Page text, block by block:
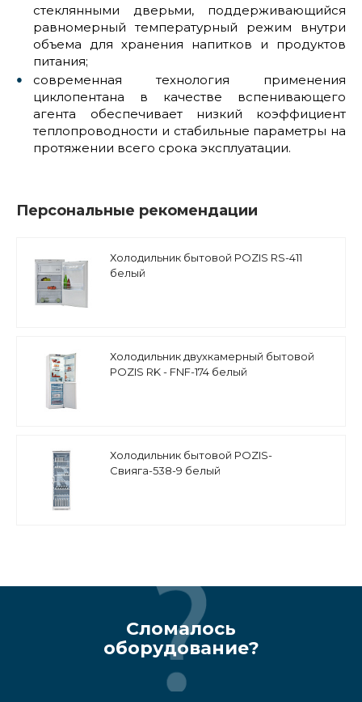
стеклянными дверьми, поддерживающийся
равномерный температурный режим внутри
объема для хранения напитков и продуктов
питания;
современная технология применения
циклопентана в качестве вспенивающего
агента обеспечивает низкий коэффициент
теплопроводности и стабильные параметры на
протяжении всего срока эксплуатации.
Персональные рекомендации
Холодильник бытовой POZIS RS-411
белый
Холодильник двухкамерный бытовой
POZIS RK - FNF-174 белый
Холодильник бытовой POZIS-
Свияга-538-9 белый
Сломалось
оборудование?